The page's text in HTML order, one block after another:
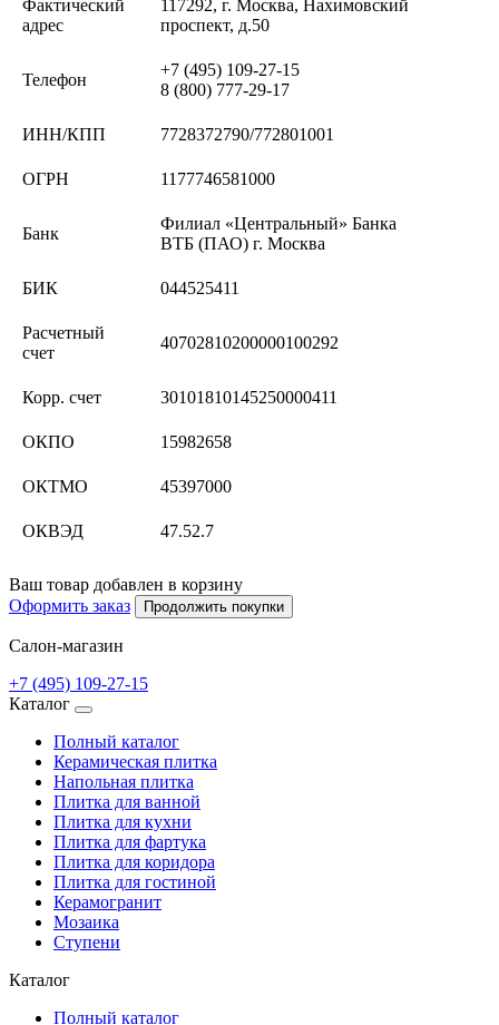
Фактический
адрес
117292, г. Москва, Нахимовский
проспект, д.50
Телефон
+7 (495) 109-27-15
8 (800) 777-29-17
ИНН/КПП 7728372790/772801001
ОГРН 1177746581000
Банк
Филиал «Центральный» Банка
ВТБ (ПАО) г. Москва
БИК 044525411
Расчетный
счет
40702810200000100292
Корр. счет 30101810145250000411
ОКПО 15982658
ОКТМО 45397000
ОКВЭД 47.52.7
Ваш товар добавлен в корзину
Оформить заказ
Продолжить покупки
Салон-магазин
+7 (495) 109-27-15
Каталог
Полный каталог
Керамическая плитка
Напольная плитка
Плитка для ванной
Плитка для кухни
Плитка для фартука
Плитка для коридора
Плитка для гостиной
Керамогранит
Мозаика
Ступени
Каталог
Полный каталог